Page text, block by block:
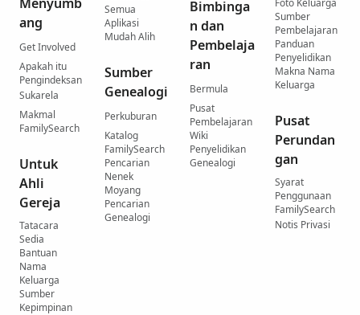
ang
Get Involved
Apakah itu
Pengindeksan
Sukarela
Makmal
FamilySearch
Untuk
Ahli
Gereja
Tatacara
Sedia
Bantuan
Nama
Keluarga
Sumber
Kepimpinan
Semua
Aplikasi
Mudah Alih
Sumber
Genealogi
Perkuburan
Katalog
FamilySearch
Pencarian
Nenek
Moyang
Pencarian
Genealogi
Bimbinga
n dan
Pembelaja
ran
Bermula
Pusat
Pembelajaran
Wiki
Penyelidikan
Genealogi
Foto Keluarga
Sumber
Pembelajaran
Panduan
Penyelidikan
Makna Nama
Keluarga
Pusat
Perundan
gan
Syarat
Penggunaan
FamilySearch
Notis Privasi